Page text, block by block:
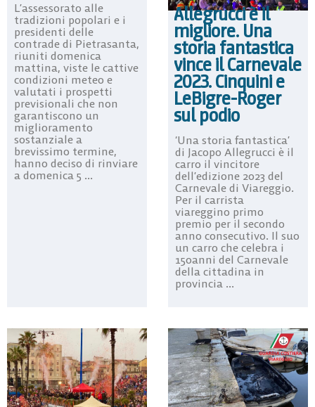
L’assessorato alle
tradizioni popolari e i
presidenti delle
contrade di Pietrasanta,
riuniti domenica
mattina, viste le cattive
condizioni meteo e
valutati i prospetti
previsionali che non
garantiscono un
miglioramento
sostanziale a
brevissimo termine,
hanno deciso di rinviare
a domenica 5 ...
Allegrucci è il
migliore. Una
storia fantastica
vince il Carnevale
2023. Cinquini e
LeBigre-Roger
sul podio
‘Una storia fantastica’
di Jacopo Allegrucci è il
carro il vincitore
dell’edizione 2023 del
Carnevale di Viareggio.
Per il carrista
viareggino primo
premio per il secondo
anno consecutivo. Il suo
un carro che celebra i
150anni del Carnevale
della cittadina in
provincia ...